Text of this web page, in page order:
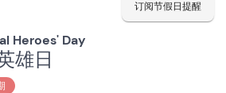
订阅节假日提醒
Heroes' Day
雄日